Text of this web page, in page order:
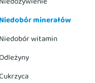
Niedobór minerałów
Niedobór witamin